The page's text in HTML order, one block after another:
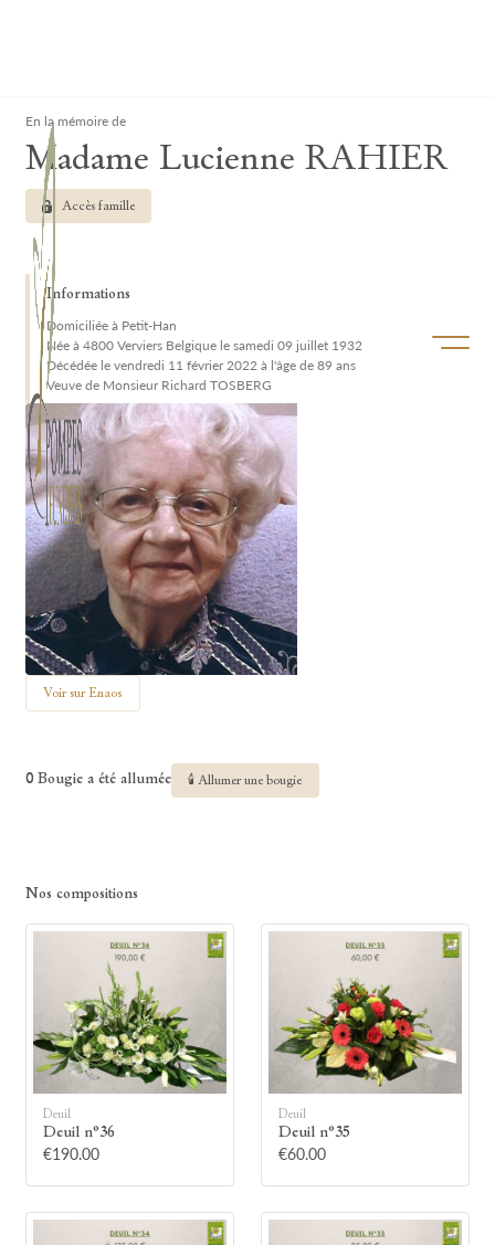
Ouvrir/
En la mémoire de
Madame Lucienne RAHIER
Accès famille
Informations
Domiciliée à Petit-Han
Née à 4800 Verviers Belgique le samedi 09 juillet 1932
Décédée le vendredi 11 février 2022 à l'âge de 89 ans
Veuve de Monsieur Richard TOSBERG
Voir sur Enaos
0 Bougie a été allumée 🕯 Allumer une bougie
Allumez une bougie
Nos compositions
Deuil
Deuil n°36
€190.00
Deuil
Deuil n°35
€60.00